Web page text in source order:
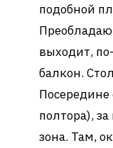
подобной
выходит,
балкон.
полтора),
зона. Там,